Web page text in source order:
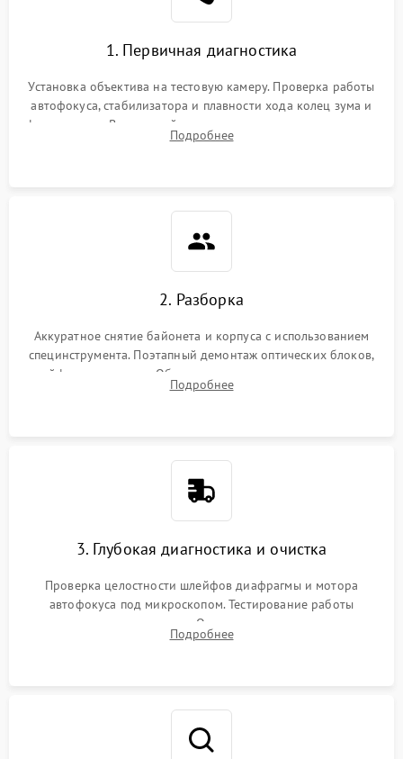
1. Первичная диагностика
Установка объектива на тестовую камеру. Проверка работы
автофокуса, стабилизатора и плавности хода колец зума и
фокусировки. Визуальный осмотр линз на наличие царапин,
грибка, пыли и оценка состояния контактов байонета.
Подробнее
2. Разборка
Аккуратное снятие байонета и корпуса с использованием
специнструмента. Поэтапный демонтаж оптических блоков,
шлейфов и приводов. Обязательная маркировка положения
линзовых групп для сохранения заводской центровки при
Подробнее
3. Глубокая диагностика и очистка
Проверка целостности шлейфов диафрагмы и мотора
автофокуса под микроскопом. Тестирование работы
электромагнитного привода. Очистка оптических элементов
от пыли, следов влаги и грибка спецрастворами без
Подробнее